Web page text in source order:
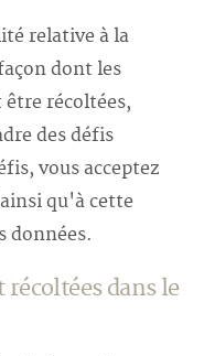
relative à la
dont les
récoltées,
des défis
vous acceptez
qu'à cette
données.
dans le